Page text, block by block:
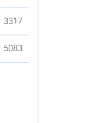
3317
5083